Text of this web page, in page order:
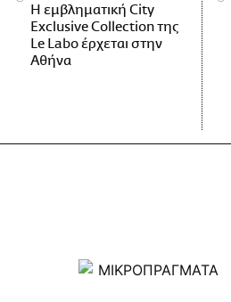
Η εμβληματική City
Exclusive Collection της
Le Labo έρχεται στην
Αθήνα